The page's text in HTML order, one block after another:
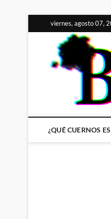
al
contenido
viernes, agosto 07,
¿QUÉ CUERNOS